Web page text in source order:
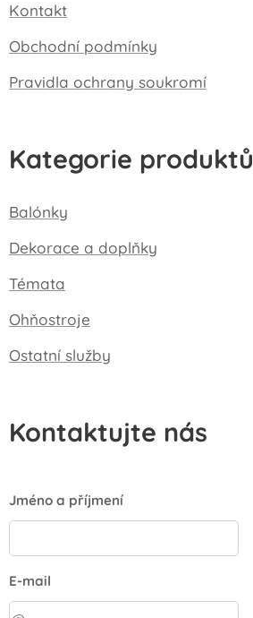
Kontakt
Obchodní podmínky
Pravidla ochrany soukromí
Kategorie produktů
Balónky
Dekorace a doplňky
Témata
Ohňostroje
Ostatní služby
Kontaktujte nás
Jméno a příjmení
E-mail